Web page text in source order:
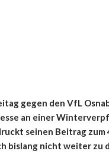
gegen den VfL
an einer
seinen Beitrag zum
bislang nicht weiter zu